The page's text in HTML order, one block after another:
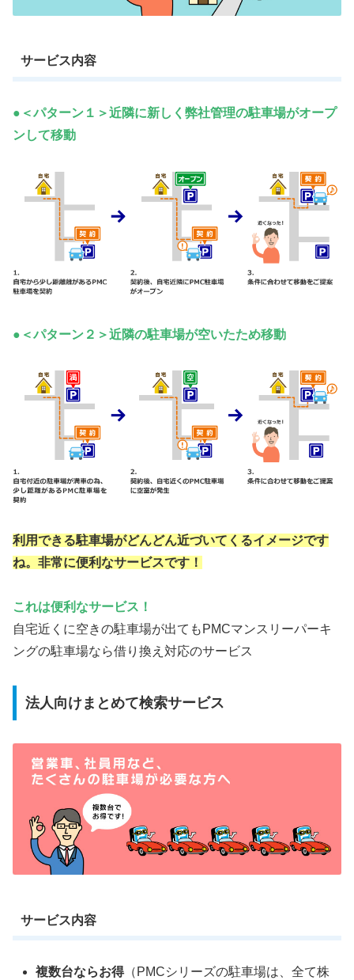
サービス内容
●＜パターン１＞近隣に新しく弊社管理の駐車場がオープ
ンして移動
●＜パターン２＞近隣の駐車場が空いたため移動
利用できる駐車場がどんどん近づいてくるイメージです
ね。非常に便利なサービスです！
これは便利なサービス！
自宅近くに空きの駐車場が出てもPMCマンスリーパーキ
ングの駐車場なら借り換え対応のサービス
法人向けまとめて検索サービス
サービス内容
複数台ならお得（PMCシリーズの駐車場は、全て株